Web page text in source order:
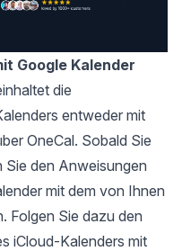
Google Kalender
die
entweder mit
OneCal. Sobald Sie
den Anweisungen
mit dem von Ihnen
Folgen Sie dazu den
iCloud-Kalenders mit